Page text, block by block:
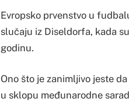
Evropsko prvenstvo u
slučaju iz Diseldorfa, kada
godinu.
Ono što je zanimljivo jeste
u sklopu međunarodne